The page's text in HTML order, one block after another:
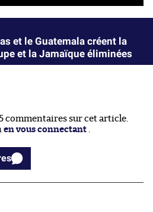
et le Guatemala créent la
et la Jamaïque éliminées
commentaires sur cet article.
en vous connectant .